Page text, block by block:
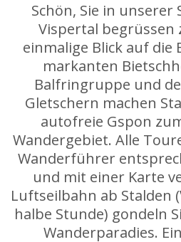
Schön, Sie in
Vispertal begrüssen
einmalige Blick auf die
markanten
Balfringruppe und
Gletschern machen
autofreie Gspon
Wandergebiet. Alle
Wanderführer
und mit einer Karte
Luftseilbahn ab Stalden
halbe Stunde) gondeln
Wanderparadies.